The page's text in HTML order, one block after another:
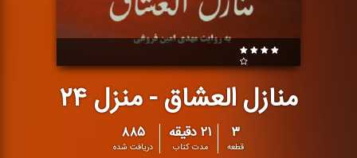
منازل العشاق - منزل ۲۴
۳
قطعه
۲۱ دقیقه
مدت کتاب
۸۸۵
دریافت شده